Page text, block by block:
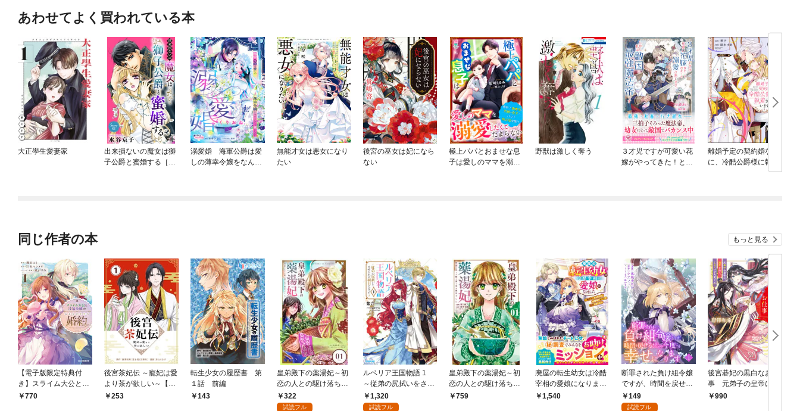
あわせてよく買われている本
大正學生愛妻家
出来損ないの魔女は獅
子公爵と蜜婚する［ば
溺愛婚 海軍公爵は愛
しの薄幸令嬢をなんと
無能才女は悪女になり
たい
後宮の巫女は妃になら
ない
極上パパとおませな息
子は愛しのママを溺愛
野獣は激しく奪う
３才児ですが可愛い花
嫁がやってきた！と溺
離婚予定の契約婚なの
に、冷酷公爵様に執着
同じ作者の本 もっと見る
【電子版限定特典付
き】スライム大公と没
落令嬢のあんがい幸せ
770
後宮茶妃伝 ～寵妃は愛
より茶が欲しい～【単
話】（１）
253
転生少女の履歴書 第
１話 前編
143
皇弟殿下の薬湯妃～初
恋の人との駆け落ち先
は後宮でした～【単
話】（１）
322
試読フル
ルベリア王国物語 1
～従弟の尻拭いをさせ
られる羽目になった～
1,320
試読フル
皇弟殿下の薬湯妃～初
恋の人との駆け落ち先
は後宮でした～（１）
759
廃屋の転生幼女は冷酷
宰相の愛娘になりまし
た～魔力ゼロだったけ
1,540
断罪された負け組令嬢
ですが、時間を戻せる
ようになったので今度
こそ幸せになります
149
試読フル
後宮碁妃の黒白なお仕
事 元弟子の皇帝に溺
愛されて、しのぐのが
990